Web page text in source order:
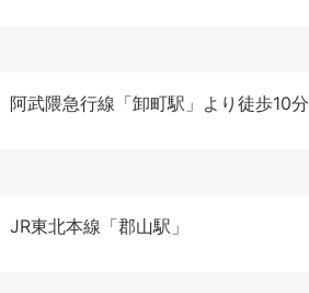
阿武隈急行線「卸町駅」より徒歩10分
JR東北本線「郡山駅」